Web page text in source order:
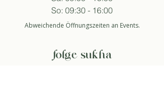
So: 09:30 - 16:00
Abweichende Öffnungszeiten an Events.
folge sukha